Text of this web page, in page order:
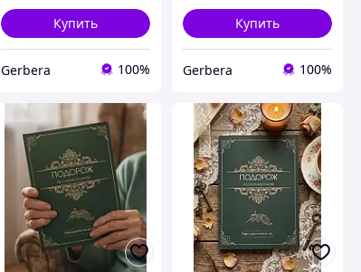
Купить
Gerbera 100%
Купить
Gerbera 100%